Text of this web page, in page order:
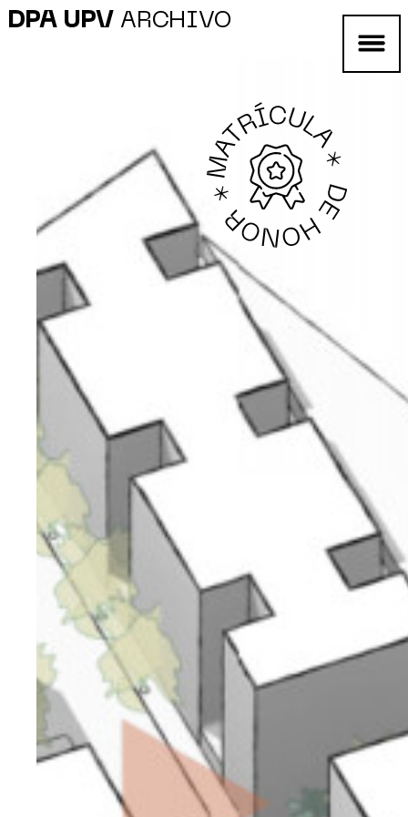
DPA UPV ARCHIVO